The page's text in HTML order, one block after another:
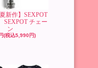
夏新作】SEXPOT
SEXPOT チェー
ン
(税込5,990円)